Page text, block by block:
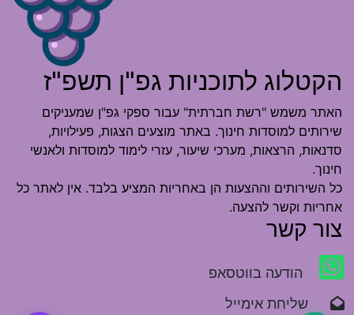
הקטלוג לתוכניות גפ"ן תשפ"ז
האתר משמש "רשת חברתית" עבור ספקי גפ"ן שמעניקים
שירותים למוסדות חינוך. באתר מוצעים הצגות, פעילויות,
סדנאות, הרצאות, מערכי שיעור, עזרי לימוד למוסדות ולאנשי
חינוך.
כל השירותים וההצעות הן באחריות המציע בלבד. אין לאתר כל
אחריות וקשר להצעה.
צור קשר
הודעה בווטסאפ
שליחת אימייל